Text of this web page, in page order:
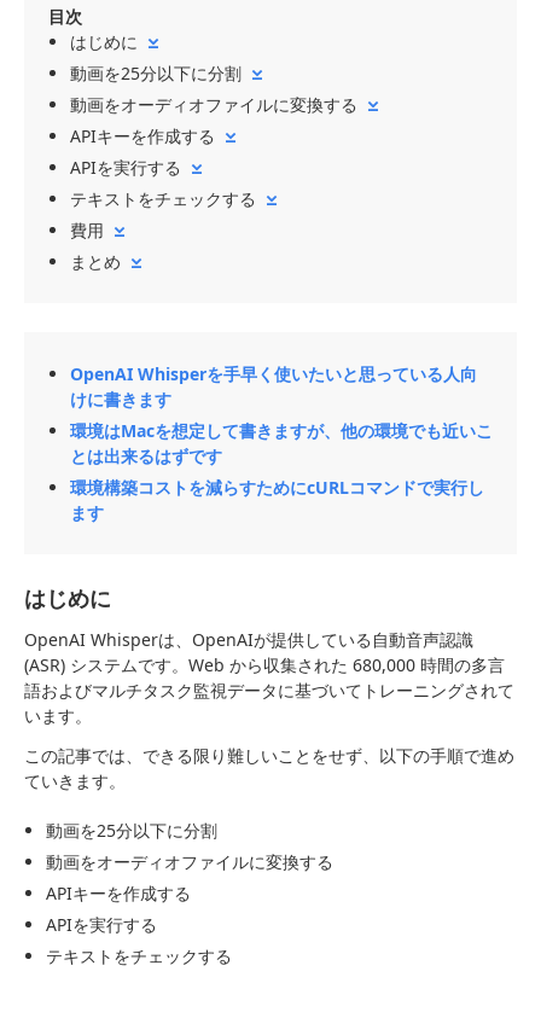
目次
はじめに
動画を25分以下に分割
動画をオーディオファイルに変換する
APIキーを作成する
APIを実行する
テキストをチェックする
費用
まとめ
OpenAI Whisperを手早く使いたいと思っている人向
けに書きます
環境はMacを想定して書きますが、他の環境でも近いこ
とは出来るはずです
環境構築コストを減らすためにcURLコマンドで実行し
ます
はじめに
OpenAI Whisperは、OpenAIが提供している自動音声認識
(ASR) システムです。Web から収集された 680,000 時間の多言
語およびマルチタスク監視データに基づいてトレーニングされて
います。
この記事では、できる限り難しいことをせず、以下の手順で進め
ていきます。
動画を25分以下に分割
動画をオーディオファイルに変換する
APIキーを作成する
APIを実行する
テキストをチェックする